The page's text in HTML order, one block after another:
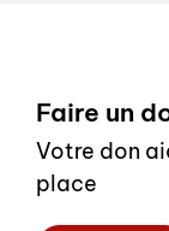
Faire un
Votre don
place